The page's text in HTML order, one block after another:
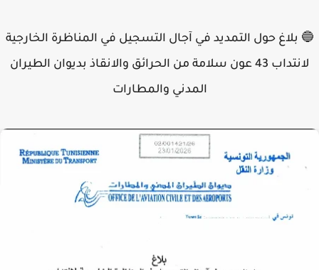
بلاغ حول التمديد في آجال التسجيل في المناظرة الخارجية
لانتداب 43 عون سلامة من الحرائق والانقاذ بديوان الطيران
المدني والمطارات